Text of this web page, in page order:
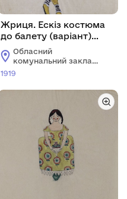
Жриця. Ескіз костюма
до балету (варіант)
"Індійська легенда".
Обласний
комунальний заклад
"Харківський
1919